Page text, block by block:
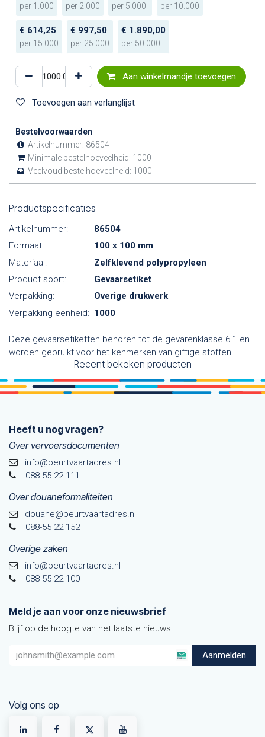
per 1.000 per 2.000 per 5.000 per 10.000
€ 614,25
per 15.000
€ 997,50
per 25.000
€ 1.890,00
per 50.000
Aan winkelmandje toevoegen
Toevoegen aan verlanglijst
Bestelvoorwaarden
Artikelnummer: 86504
Minimale bestelhoeveelheid: 1000
Veelvoud bestelhoeveelheid: 1000
Productspecificaties
Artikelnummer:
86504
Formaat:
100 x 100 mm
Materiaal:
Zelfklevend polypropyleen
Product soort:
Gevaarsetiket
Verpakking:
Overige drukwerk
Verpakking eenheid: 1000
Deze gevaarsetiketten behoren tot de gevarenklasse 6.1 en
worden gebruikt voor het kenmerken van giftige stoffen.
Recent bekeken producten
Heeft u nog vragen?
Over vervoersdocumenten
info@beurtvaartadres.nl
088-55 22 111
Over douaneformaliteiten
douane@beurtvaarta​dres.nl
088-55 22 152
Overige zaken
info@beurtvaartadres.nl
088-55 22 100
Meld je aan voor onze nieuwsbrief
Blijf op de hoogte van het laatste nieuws.
Aanmelden
Volg ons op